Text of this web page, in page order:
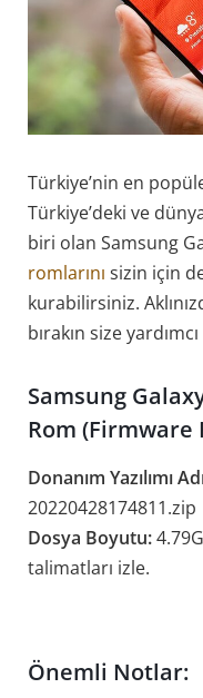
Türkiye’nin en
Türkiye’deki ve
biri olan Samsung
romlarını sizin için
kurabilirsiniz.
bırakın size
Samsung
Rom (Firmware
Donanım Yazılımı
20220428174811.zip
Dosya Boyutu:
talimatları izle.
Önemli Notlar: